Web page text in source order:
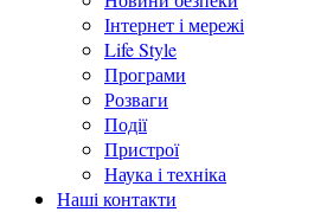
Інтернет і мережі
Life Style
Програми
Розваги
Події
Пристрої
Наука і техніка
Наші контакти